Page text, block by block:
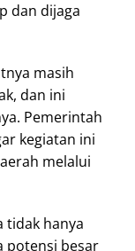
dan dijaga
masih
dan ini
Pemerintah
kegiatan ini
melalui
tidak hanya
potensi besar